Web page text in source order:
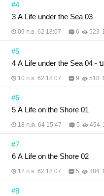
#4
3 A Life under the Sea 03
09 ก.ย. 62 18:07 6 523
#5
4 A Life under the Sea 04
10 ก.ย. 62 18:07 9 518
#6
5 A Life on the Shore 01
18 ก.ค. 64 15:47 5 454
#7
6 A Life on the Shore 02
12 ก.ย. 62 18:07 5 384
#8